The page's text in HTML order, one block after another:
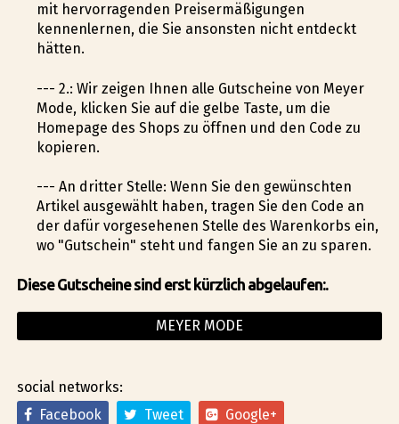
mit hervorragenden Preisermäßigungen
kennenlernen, die Sie ansonsten nicht entdeckt
hätten.
--- 2.: Wir zeigen Ihnen alle Gutscheine von Meyer
Mode, klicken Sie auf die gelbe Taste, um die
Homepage des Shops zu öffnen und den Code zu
kopieren.
--- An dritter Stelle: Wenn Sie den gewünschten
Artikel ausgewählt haben, tragen Sie den Code an
der dafür vorgesehenen Stelle des Warenkorbs ein,
wo "Gutschein" steht und fangen Sie an zu sparen.
Diese Gutscheine sind erst kürzlich abgelaufen:.
MEYER MODE
social networks:
Facebook
Tweet Google+